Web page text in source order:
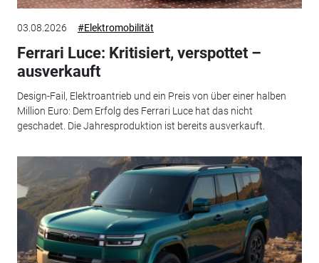
03.08.2026 #Elektromobilität
Ferrari Luce: Kritisiert, verspottet –
ausverkauft
Design-Fail, Elektroantrieb und ein Preis von über einer halben
Million Euro: Dem Erfolg des Ferrari Luce hat das nicht
geschadet. Die Jahresproduktion ist bereits ausverkauft.